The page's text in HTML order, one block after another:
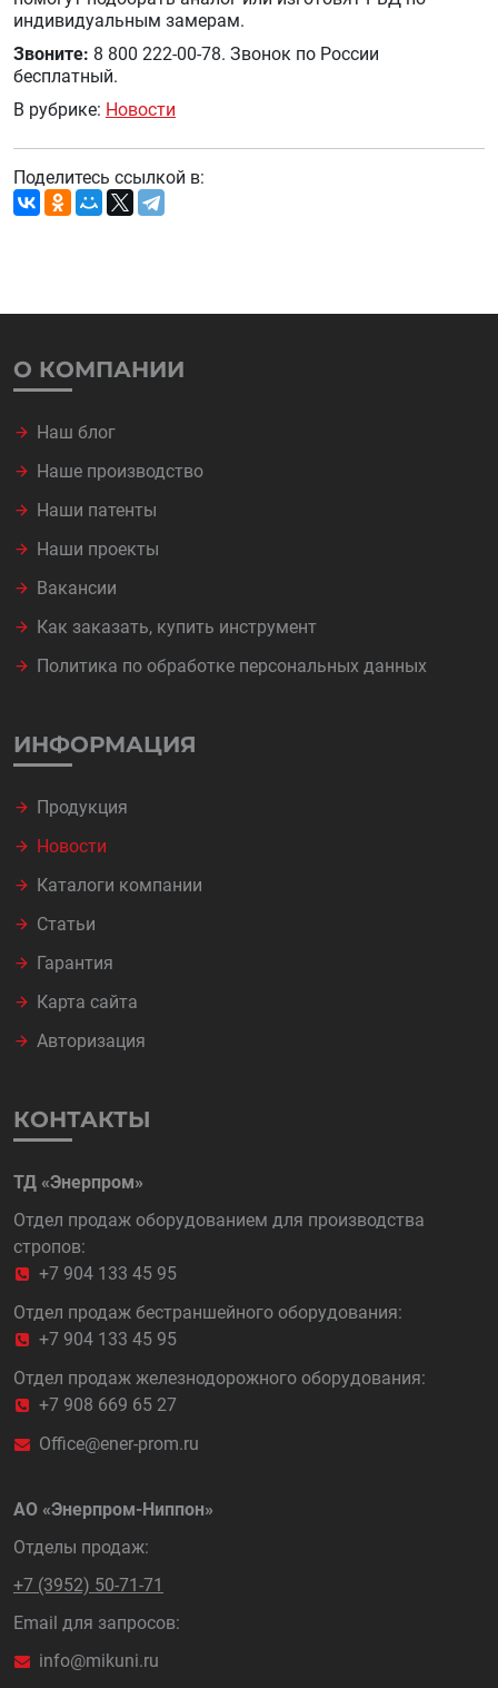
индивидуальным замерам.
Звоните: 8 800 222-00-78. Звонок по России
бесплатный.
В рубрике: Новости
Поделитесь ссылкой в:
О КОМПАНИИ
Наш блог
Наше производство
Наши патенты
Наши проекты
Вакансии
Как заказать, купить инструмент
Политика по обработке персональных данных
ИНФОРМАЦИЯ
Продукция
Новости
Каталоги компании
Статьи
Гарантия
Карта сайта
Авторизация
КОНТАКТЫ
ТД «Энерпром»
Отдел продаж оборудованием для производства
стропов:
+7 904 133 45 95
Отдел продаж бестраншейного оборудования:
+7 904 133 45 95
Отдел продаж железнодорожного оборудования:
+7 908 669 65 27
Office@ener-prom.ru
АО «Энерпром-Ниппон»
Отделы продаж:
+7 (3952) 50-71-71
Email для запросов:
info@mikuni.ru